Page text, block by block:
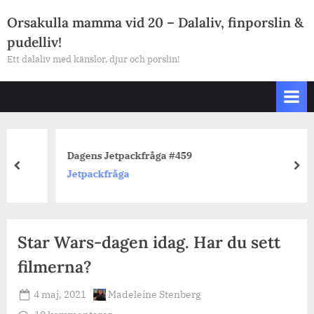
to
content
Orsakulla mamma vid 20 – Dalaliv, finporslin &
pudelliv!
Ett dalaliv med känslor, djur och porslin!
Dagens Jetpackfråga #459
Jetpackfråga
prev
Star Wars-dagen idag. Har du sett
filmerna?
Posted
on
4 maj, 2021 By
Madeleine Stenberg